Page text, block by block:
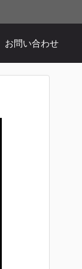
お問い合わせ